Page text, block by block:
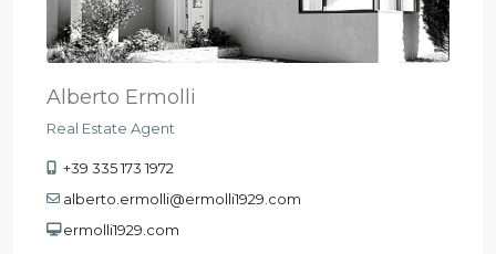
Alberto Ermolli
Real Estate Agent
+39 335 173 1972
alberto.ermolli@ermolli1929.com
ermolli1929.com